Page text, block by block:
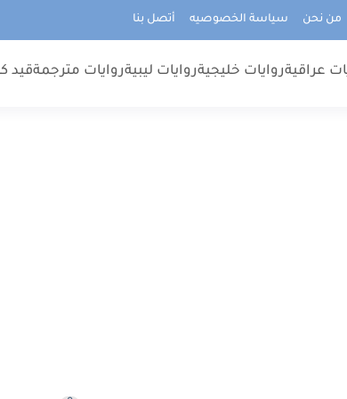
من نحن سياسة الخصوصيه أتصل بنا
عراقيةروايات خليجيةروايات ليبيةروايات مترجمةقيد